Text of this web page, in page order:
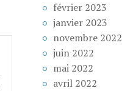
février 2023
janvier 2023
novembre 2022
juin 2022
mai 2022
avril 2022